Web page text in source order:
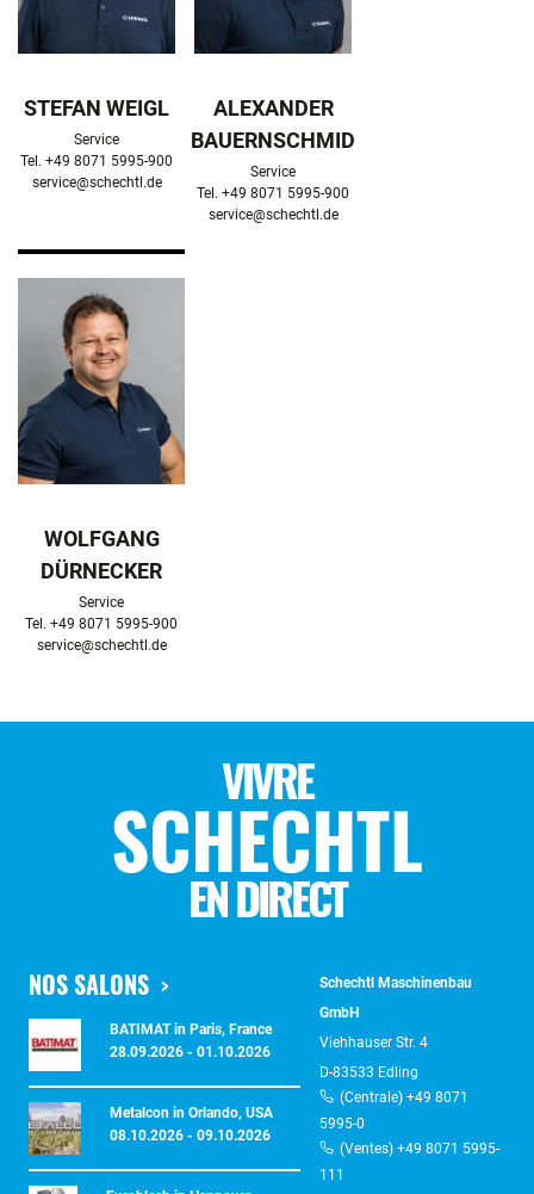
STEFAN WEIGL
Service
service@schechtl.de
ALEXANDER
BAUERNSCHMID
Service
service@schechtl.de
WOLFGANG
DÜRNECKER
Service
service@schechtl.de
VIVRE
SCHECHTL
EN DIRECT
NOS SALONS
BATIMAT in Paris, France
28.09.2026 - 01.10.2026
Metalcon in Orlando, USA
08.10.2026 - 09.10.2026
Schechtl Maschinenbau
GmbH
Viehhauser Str. 4
D-83533 Edling
(Centrale) +49 8071
5995-0
(Ventes) +49 8071 5995-
111